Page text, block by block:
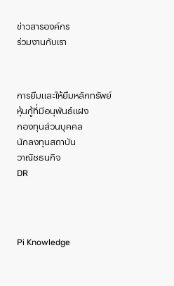
ข่าวสารองค์กร
ร่วมงานกับเรา
การยืมและให้ยืมหลักทรัพย์
หุ้นกู้ที่มีอนุพันธ์แฝง
กองทุนส่วนบุคคล
นักลงทุนสถาบัน
วาณิชธนกิจ
DR
Pi Knowledge